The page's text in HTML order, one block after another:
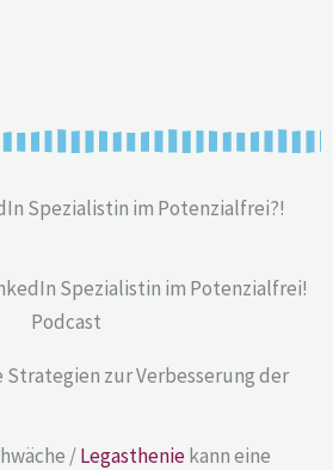
Spezialistin im Potenzialfrei?!
Strategien zur Verbesserung der
/Legastheniekann eine